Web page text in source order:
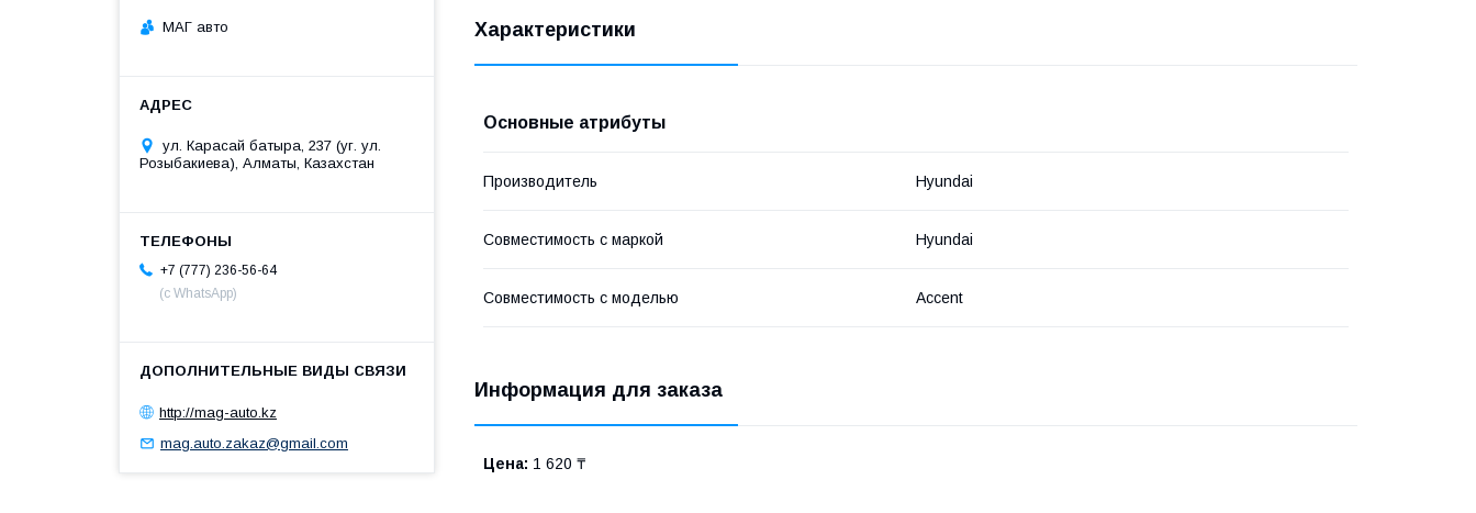
Характеристики
Основные атрибуты
Производитель Hyundai
Совместимость с маркой Hyundai
Совместимость с моделью Accent
Информация для заказа
Цена: 1 620 ₸
МАГ авто
ул. Карасай батыра, 237 (уг. ул.
Розыбакиева), Алматы, Казахстан
+7 (777) 236-56-64
(с WhatsApp)
http://mag-auto.kz
mag.auto.zakaz@gmail.com